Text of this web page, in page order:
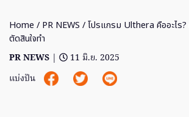
Home / PR NEWS / โปรแกรม Ulthera คืออะไร?
ตัดสินใจทำ
PR NEWS |
11 มิ.ย. 2025
แบ่งปัน